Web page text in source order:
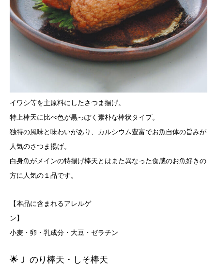
イワシ等を主原料にしたさつま揚げ。
特上棒天に比べ色が黒っぽく素朴な棒状タイプ。
独特の風味と味わいがあり、カルシウム豊富でお魚自体の旨みが
人気のさつま揚げ。
白身魚がメインの特揚げ棒天とはまた異なった食感のお魚好きの
方に人気の１品です。
【本品に含まれるアレルゲ
ン
小麦・卵・乳成分・大豆・ゼラチン
🌟Ｊ のり棒天・しそ棒天